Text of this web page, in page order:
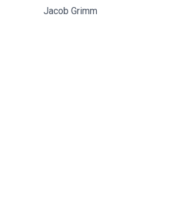
Jacob Grimm